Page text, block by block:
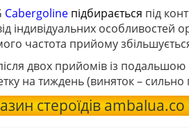
Cabergoline підбирається під
індивідуальних особливостей
частота прийому
двох прийомів із подальшою
на тиждень (виняток –
стероїдів ambalua.co